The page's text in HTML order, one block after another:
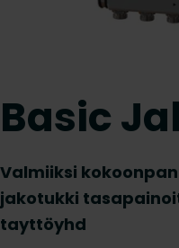
Basic
Valmiiksi
jakotukki
tayttöyhd